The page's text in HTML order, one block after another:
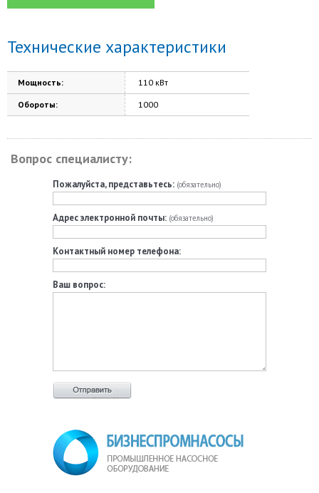
Технические характеристики
Мощность: 110 кВт
Обороты: 1000
Вопрос специалисту:
Пожалуйста, представьтесь: (обязательно)
Адрес электронной почты: (обязательно)
Контактный номер телефона:
Ваш вопрос: